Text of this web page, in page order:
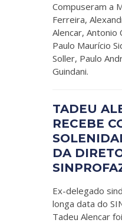
Compuseram a
Ferreira,
Alencar, Antonio
Paulo Maurício
Soller, Paulo
Guindani.
TADEU
RECEBE
DA
Ex-delegado
longa data do
Tadeu Alencar